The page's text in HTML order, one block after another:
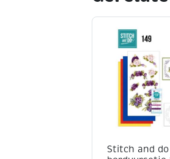
Stitch and do